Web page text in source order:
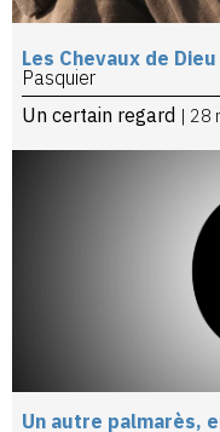
Les Chevaux de Dieu
Pasquier
Un certain regard | 28
Un autre palmarès,